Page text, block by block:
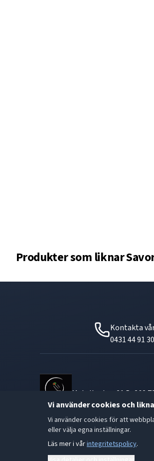
Vi använder cookies och
Vi använder cookies för att
eller välja egna inställningar.
Läs mer i vårintegritetspolicy.
Produkter som liknar
Kontakta
0431 44 91 30
Metallgatan 21 B, 262